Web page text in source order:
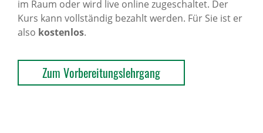
im Raum oder wird live online zugeschaltet. Der
Kurs kann vollständig bezahlt werden. Für Sie ist er
also kostenlos.
Zum Vorbereitungslehrgang